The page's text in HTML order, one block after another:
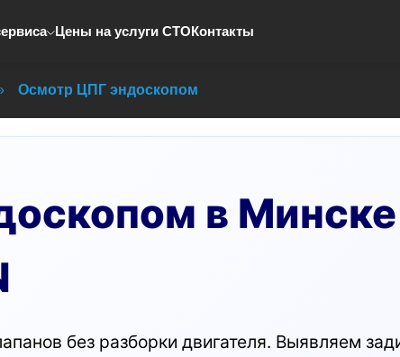
Цены на услуги СТОКонтакты
Осмотр ЦПГ эндоскопом
в
без разборки двигателя. Выявляем